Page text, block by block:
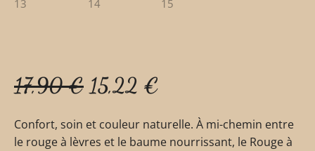
17,90€ 15,22 €
Confort, soin et couleur naturelle. À mi-chemin entre
le rouge à lèvres et le baume nourrissant, le Rouge à